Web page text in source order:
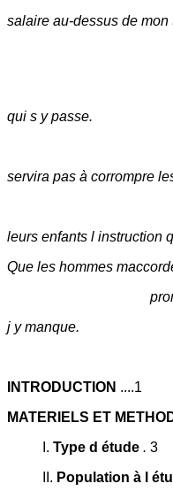
salaire au-dessus de mon
qui s y passe.
servira pas à corrompre
leurs enfants l instruction
Que les hommes
j y manque.
INTRODUCTION ....1
MATERIELS ET
I. Type d étude . 3
II. Population à l